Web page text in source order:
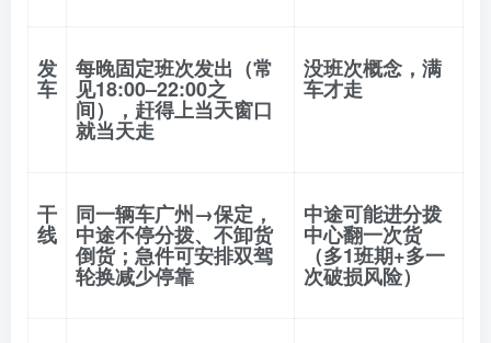
发
车
每晚固定班次发出 （常
见18:00–22:00之
间），赶得上当天窗口
就当天走
没班次概念，满
车才走
干
线
同一辆车广州→保定，
中途不停分拨、不卸货
倒货；急件可安排双驾
轮换减少停靠
中途可能进分拨
中心翻一次货
（多1班期+多一
次破损风险）